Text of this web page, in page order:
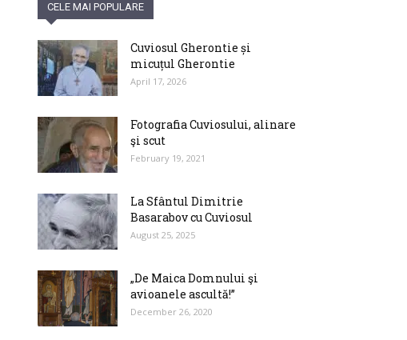
CELE MAI POPULARE
Cuviosul Gherontie și
micuțul Gherontie
April 17, 2026
Fotografia Cuviosului, alinare
şi scut
February 19, 2021
La Sfântul Dimitrie
Basarabov cu Cuviosul
August 25, 2025
„De Maica Domnului şi
avioanele ascultă!”
December 26, 2020